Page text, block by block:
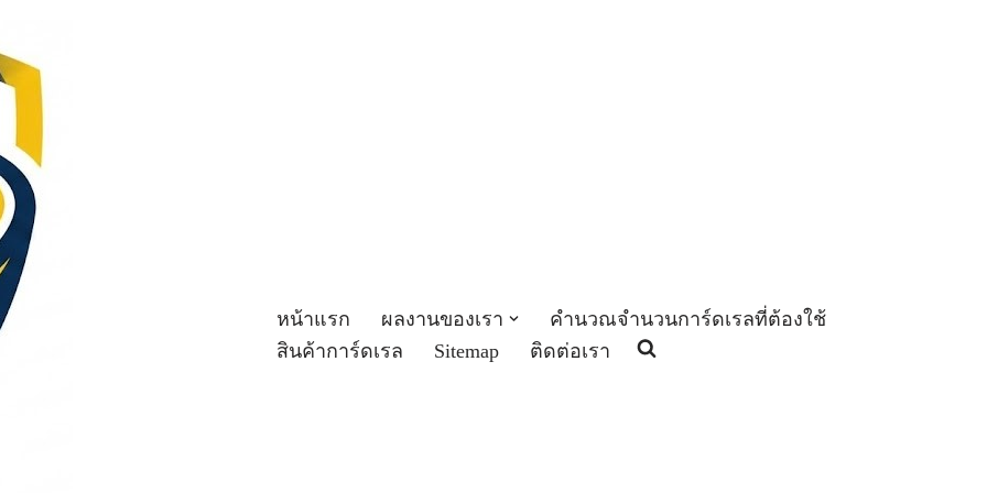
หน้าแรก ผลงานของเรา
คำนวณจำนวนการ์ดเรลที่ต้องใช้
สินค้าการ์ดเรล
Sitemap ติดต่อเรา